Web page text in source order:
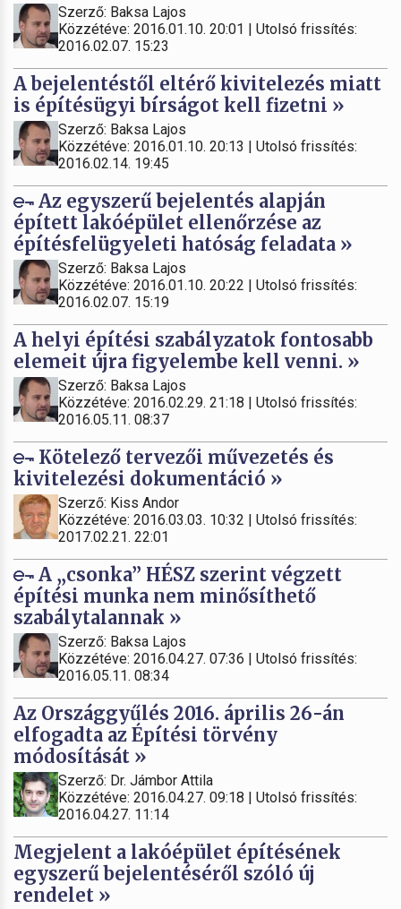
Szerző: Baksa Lajos
Közzétéve: 2016.01.10. 20:01 | Utolsó frissítés:
2016.02.07. 15:23
A bejelentéstől eltérő kivitelezés miatt
is építésügyi bírságot kell fizetni »
Szerző: Baksa Lajos
Közzétéve: 2016.01.10. 20:13 | Utolsó frissítés:
2016.02.14. 19:45
Az egyszerű bejelentés alapján
épített lakóépület ellenőrzése az
építésfelügyeleti hatóság feladata »
Szerző: Baksa Lajos
Közzétéve: 2016.01.10. 20:22 | Utolsó frissítés:
2016.02.07. 15:19
A helyi építési szabályzatok fontosabb
elemeit újra figyelembe kell venni. »
Szerző: Baksa Lajos
Közzétéve: 2016.02.29. 21:18 | Utolsó frissítés:
2016.05.11. 08:37
Kötelező tervezői művezetés és
kivitelezési dokumentáció »
Szerző: Kiss Andor
Közzétéve: 2016.03.03. 10:32 | Utolsó frissítés:
2017.02.21. 22:01
A „csonka” HÉSZ szerint végzett
építési munka nem minősíthető
szabálytalannak »
Szerző: Baksa Lajos
Közzétéve: 2016.04.27. 07:36 | Utolsó frissítés:
2016.05.11. 08:34
Az Országgyűlés 2016. április 26-án
elfogadta az Építési törvény
módosítását »
Szerző: Dr. Jámbor Attila
Közzétéve: 2016.04.27. 09:18 | Utolsó frissítés:
2016.04.27. 11:14
Megjelent a lakóépület építésének
egyszerű bejelentéséről szóló új
rendelet »